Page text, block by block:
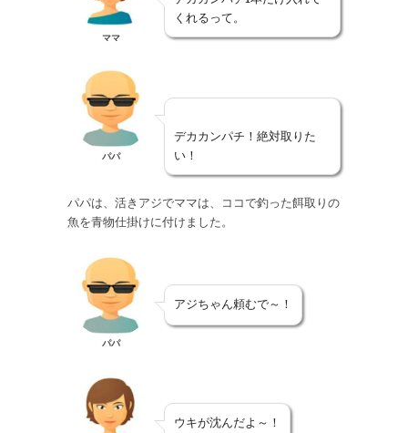
ママ
くれるって。
パパ
デカカンパチ！絶対取りた
い！
パパは、活きアジでママは、ココで釣った餌取りの
魚を青物仕掛けに付けました。
パパ
アジちゃん頼むで～！
ウキが沈んだよ～！